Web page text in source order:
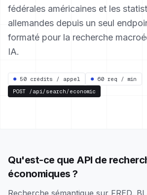
fédérales américaines et les
allemandes depuis un seul
formaté pour la recherche
IA.
● 50 crédits / appel ● 60 req / min
POST /api/search/economic
Qu'est-ce que API de
économiques ?
Recherche sémantique sur FRED,